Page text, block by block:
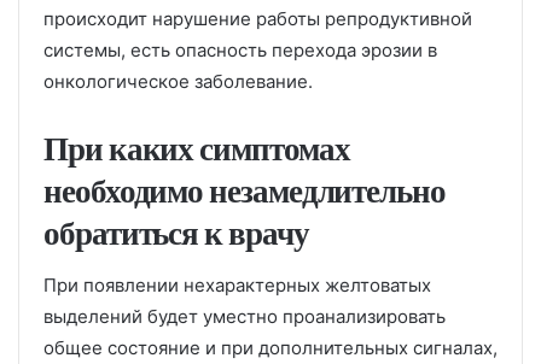
происходит нарушение работы репродуктивной
системы, есть опасность перехода эрозии в
онкологическое заболевание.
При каких симптомах
необходимо незамедлительно
обратиться к врачу
При появлении нехарактерных желтоватых
выделений будет уместно проанализировать
общее состояние и при дополнительных сигналах,